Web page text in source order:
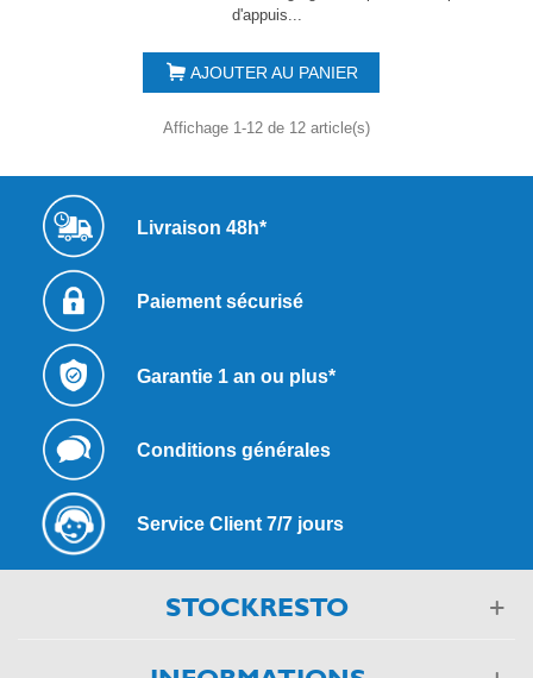
d'appuis...
AJOUTER AU PANIER
Affichage 1-12 de 12 article(s)
Livraison 48h*
Paiement sécurisé
Garantie 1 an ou plus*
Conditions générales
Service Client 7/7 jours
STOCKRESTO